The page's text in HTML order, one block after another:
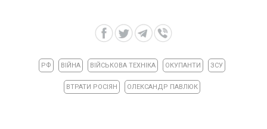
РФ ВІЙНА ВІЙСЬКОВА ТЕХНІКА ОКУПАНТИ ЗСУ
ВТРАТИ РОСІЯН ОЛЕКСАНДР ПАВЛЮК